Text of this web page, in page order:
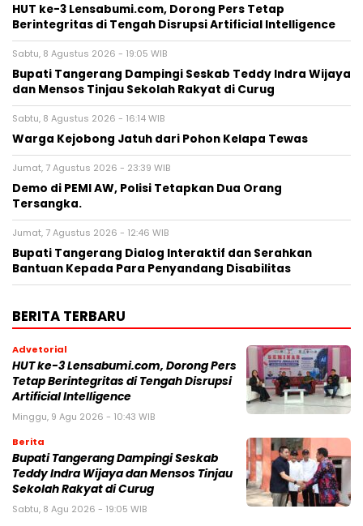
HUT ke-3 Lensabumi.com, Dorong Pers Tetap
Berintegritas di Tengah Disrupsi Artificial Intelligence
Sabtu, 8 Agustus 2026 - 19:05 WIB
Bupati Tangerang Dampingi Seskab Teddy Indra Wijaya
dan Mensos Tinjau Sekolah Rakyat di Curug
Sabtu, 8 Agustus 2026 - 16:14 WIB
Warga Kejobong Jatuh dari Pohon Kelapa Tewas
Jumat, 7 Agustus 2026 - 23:39 WIB
Demo di PEMI AW, Polisi Tetapkan Dua Orang
Tersangka.
Jumat, 7 Agustus 2026 - 12:46 WIB
Bupati Tangerang Dialog Interaktif dan Serahkan
Bantuan Kepada Para Penyandang Disabilitas
BERITA TERBARU
Advetorial
HUT ke-3 Lensabumi.com, Dorong Pers
Tetap Berintegritas di Tengah Disrupsi
Artificial Intelligence
Minggu, 9 Agu 2026 - 10:43 WIB
Berita
Bupati Tangerang Dampingi Seskab
Teddy Indra Wijaya dan Mensos Tinjau
Sekolah Rakyat di Curug
Sabtu, 8 Agu 2026 - 19:05 WIB